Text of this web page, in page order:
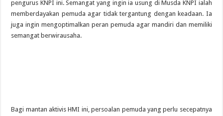
pengurus KNPI ini. Semangat yang ingin ia usung di Musda KNPI ialah
memberdayakan pemuda agar tidak tergantung dengan keadaan. Ia
juga ingin mengoptimalkan peran pemuda agar mandiri dan memiliki
semangat berwirausaha.
Bagi mantan aktivis HMI ini, persoalan pemuda yang perlu secepatnya